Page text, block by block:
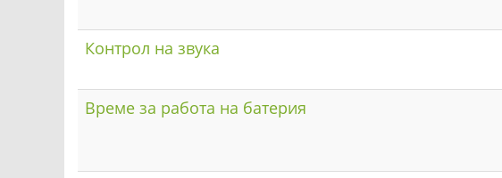
Контрол на звука
Време за работа на батерия